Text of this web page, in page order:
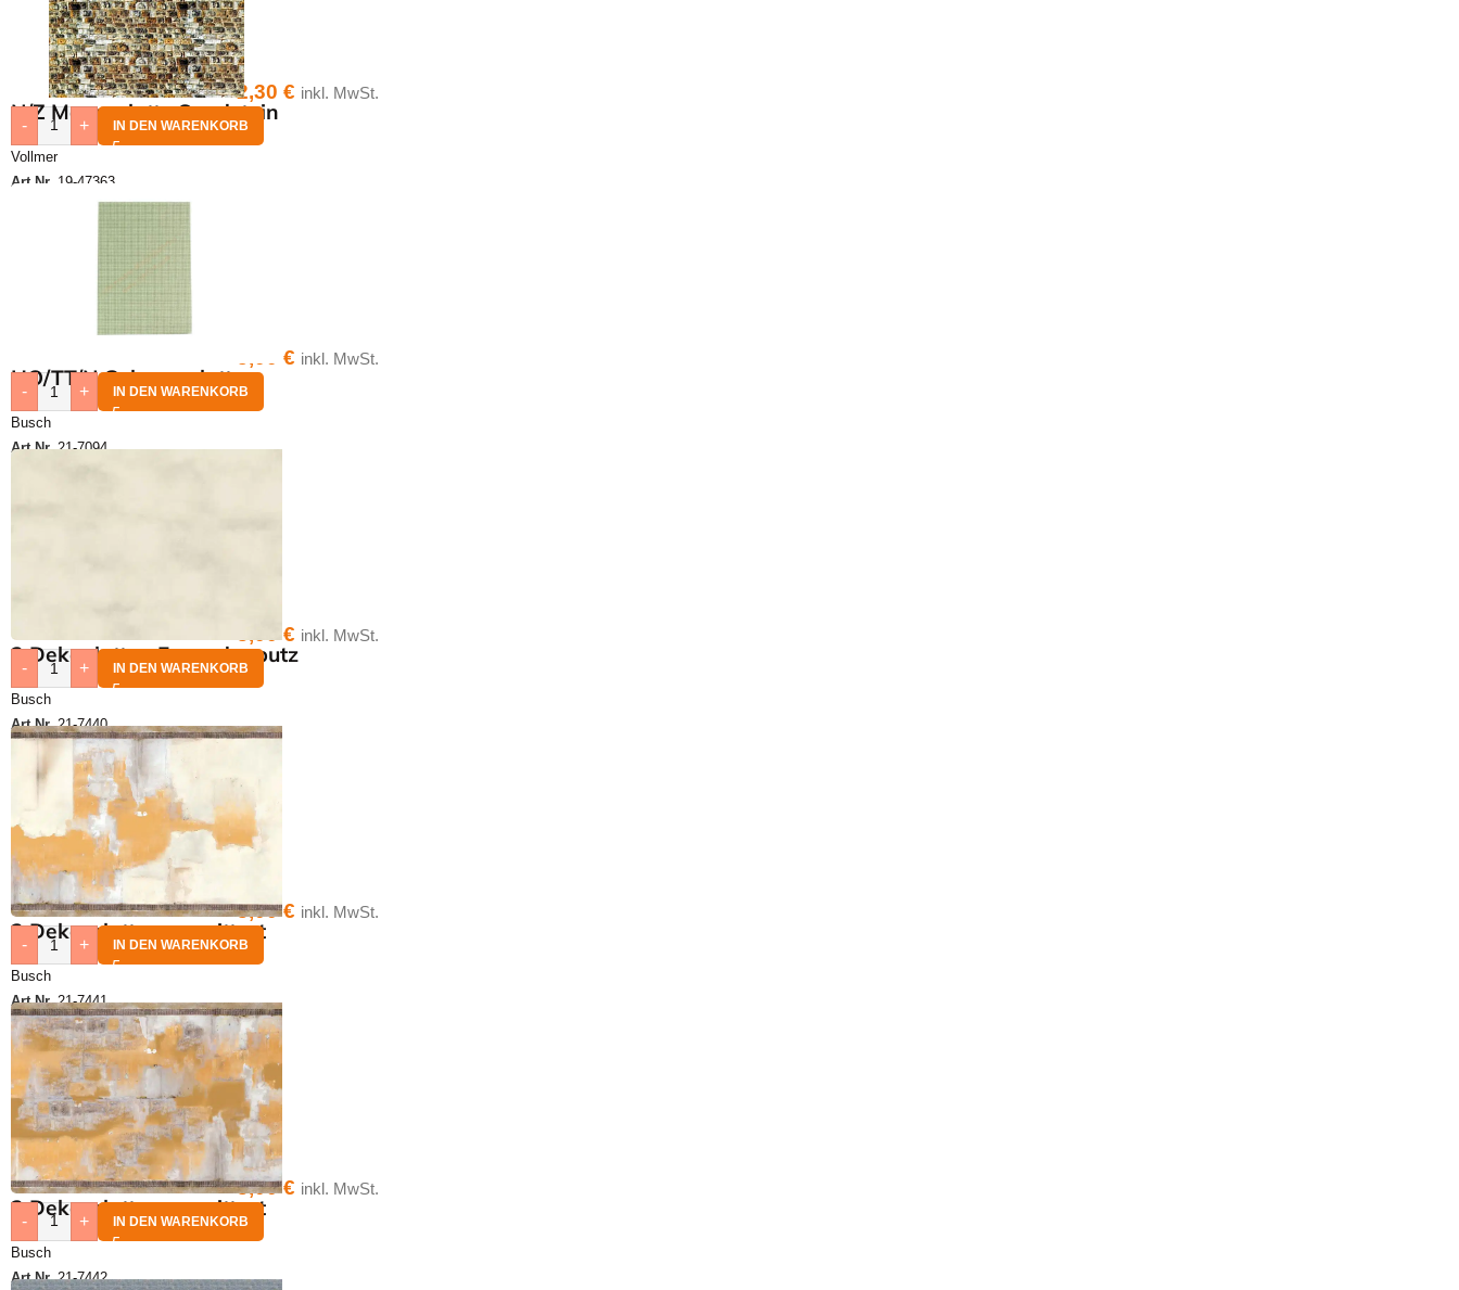
N/Z Mauerplatte Sandstein
Vollmer
Art.Nr. 19-47363
2,30€ inkl. MwSt.
-
+ IN DEN WARENKORB
HO/TT/N Gehwegplatten
Busch
Art.Nr.21-7094
5,00€ inkl. MwSt.
-
+ IN DEN WARENKORB
2 Dekoplatten Fassadenputz
Busch
Art.Nr.21-7440
3,00€ inkl. MwSt.
-
+ IN DEN WARENKORB
2 Dekorplatten verwittert
Busch
Art.Nr.21-7441
3,00€ inkl. MwSt.
-
+ IN DEN WARENKORB
2 Dekorplatten verwittert
Busch
Art.Nr.21-7442
3,00€ inkl. MwSt.
-
+ IN DEN WARENKORB